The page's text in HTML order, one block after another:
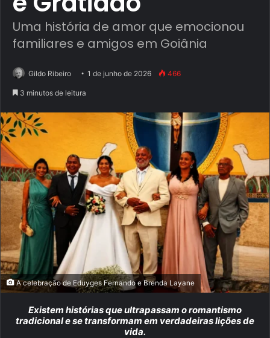
Uma história de amor que emocionou
familiares e amigos em Goiânia
Gildo Ribeiro 1 de junho de 2026 466
3 minutos de leitura
A celebração de Eduyges Fernando e Brenda Layane
Existem histórias que ultrapassam o romantismo
tradicional e se transformam em verdadeiras lições de
vida.